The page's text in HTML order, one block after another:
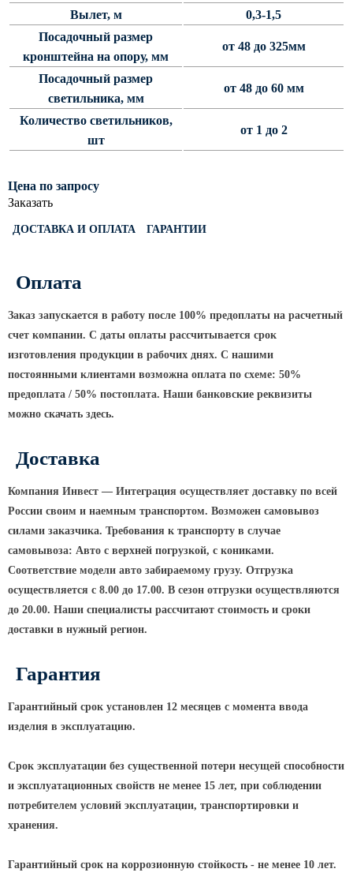
ОГКС Опоры граненые конические
складывающиеся
ОККС Опоры круглые конические
складывающиеся
ПФГ Опоры граненые
складывающиеся фланцевые
Опоры контактной сети
фланцевая граненая
контактной сети (ОГСКС)
МОГК Молниеотводы гранёные
ВМОН Высокомачтовые опоры со
стационарной короной
ВМО Высокомачтовые опоры с
мобильной короной
Мачты связи
связи
ОДН Радиомачты. Опоры двойного
назначения
КРОНШТЕЙНЫ ДЛЯ УЛИЧНОГО
ОСВЕЩЕНИЯ
Кронштейны для консольных
светильников
светильников
Кронштейны для подвесных
светильников
светильников
Кронштейны для прожекторов
Кронштейны для опор однорожковые
Вылет, м
0,3-1,5
Посадочный размер
кронштейна на опору, мм
от 48 до 325мм
Посадочный размер
светильника, мм
от 48 до 60 мм
Количество светильников,
шт
от 1 до 2
Цена по запросу
Заказать
ДОСТАВКА И ОПЛАТА ГАРАНТИИ
Оплата
Заказ запускается в работу после 100% предоплаты на расчетный
счет компании. С даты оплаты рассчитывается срок
изготовления продукции в рабочих днях. С нашими
постоянными клиентами возможна оплата по схеме: 50%
предоплата / 50% постоплата. Наши банковские реквизиты
можно скачать здесь.
Доставка
Компания Инвест — Интеграция осуществляет доставку по всей
России своим и наемным транспортом. Возможен самовывоз
силами заказчика. Требования к транспорту в случае
самовывоза: Авто с верхней погрузкой, с кониками.
Соответствие модели авто забираемому грузу. Отгрузка
осуществляется с 8.00 до 17.00. В сезон отгрузки осуществляются
до 20.00. Наши специалисты рассчитают стоимость и сроки
доставки в нужный регион.
Гарантия
Гарантийный срок установлен 12 месяцев с момента ввода
изделия в эксплуатацию.
Срок эксплуатации без существенной потери несущей способности
и эксплуатационных свойств не менее 15 лет, при соблюдении
потребителем условий эксплуатации, транспортировки и
хранения.
Гарантийный срок на коррозионную стойкость - не менее 10 лет.